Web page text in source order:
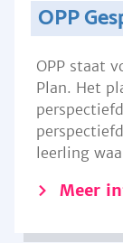
OPP
OPP staat
Plan. Het
leerling
Meer